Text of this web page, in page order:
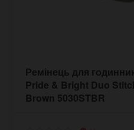
Ремінець для
Pride & Bright Duo
Brown 5030STBR